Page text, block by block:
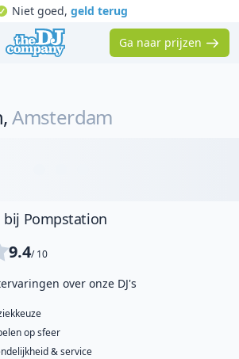
Niet goed, geld terug
Ga naar prijzen
,Amsterdam
bij Pompstation
9.4/ 10
over onze DJ's
op sfeer
& service